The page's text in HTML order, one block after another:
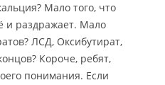
о
л
е
н
и
Мало того, что
и раздражает. Мало
ЛСД, Оксибутират,
Короче, ребят,
понимания. Если